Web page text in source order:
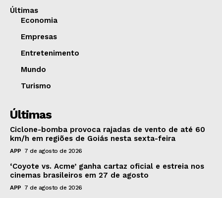
Últimas
Economia
Empresas
Entretenimento
Mundo
Turismo
Últimas
Ciclone-bomba provoca rajadas de vento de até 60
km/h em regiões de Goiás nesta sexta-feira
APP 7 de agosto de 2026
‘Coyote vs. Acme’ ganha cartaz oficial e estreia nos
cinemas brasileiros em 27 de agosto
APP 7 de agosto de 2026